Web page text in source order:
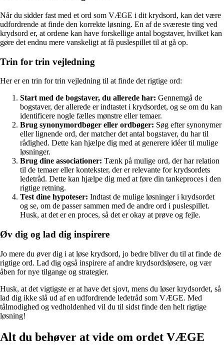
Når du sidder fast med et ord som VÆGE i dit krydsord, kan det være
udfordrende at finde den korrekte løsning. En af de sværeste ting ved
krydsord er, at ordene kan have forskellige antal bogstaver, hvilket kan
gøre det endnu mere vanskeligt at få puslespillet til at gå op.
Trin for trin vejledning
Her er en trin for trin vejledning til at finde det rigtige ord:
Start med de bogstaver, du allerede har: Gennemgå de
bogstaver, der allerede er indtastet i krydsordet, og se om du kan
identificere nogle fælles mønstre eller temaer.
Brug synonymordbøger eller ordbøger: Søg efter synonymer
eller lignende ord, der matcher det antal bogstaver, du har til
rådighed. Dette kan hjælpe dig med at generere idéer til mulige
løsninger.
Brug dine associationer: Tænk på mulige ord, der har relation
til de temaer eller kontekster, der er relevante for krydsordets
ledetråd. Dette kan hjælpe dig med at føre din tankeproces i den
rigtige retning.
Test dine hypoteser: Indtast de mulige løsninger i krydsordet
og se, om de passer sammen med de andre ord i puslespillet.
Husk, at det er en proces, så det er okay at prøve og fejle.
Øv dig og lad dig inspirere
Jo mere du øver dig i at løse krydsord, jo bedre bliver du til at finde de
rigtige ord. Lad dig også inspirere af andre krydsordsløsere, og vær
åben for nye tilgange og strategier.
Husk, at det vigtigste er at have det sjovt, mens du løser krydsordet, så
lad dig ikke slå ud af en udfordrende ledetråd som VÆGE. Med
tålmodighed og vedholdenhed vil du til sidst finde den helt rigtige
løsning!
Alt du behøver at vide om ordet VÆGE